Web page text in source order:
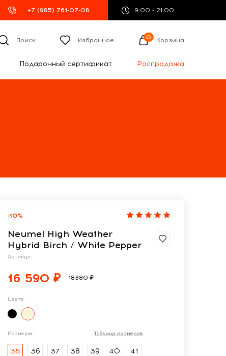
+7 (985) 761-07-08 9:00 - 21:00
Поиск Избранное 0 Корзина
Подарочный сертификат Распродажа
-10%
Neumel High Weather
Hybrid Birch / White Pepper
Артикул:
16 590 ₽ 18380 ₽
Цвета:
Размеры: Таблица размеров
35 36 37 38 39 40 41